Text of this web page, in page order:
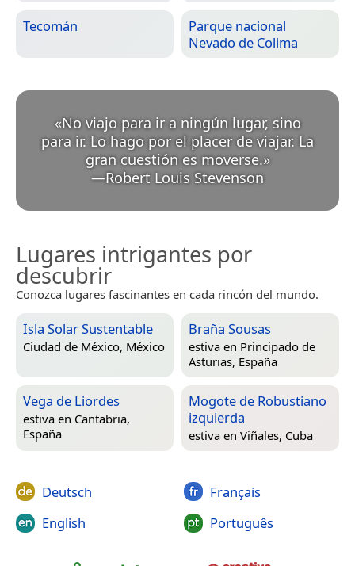
Tecomán
Parque nacional
Nevado de Colima
«No viajo para ir a ningún lugar, sino
para ir. Lo hago por el placer de viajar. La
gran cuestión es moverse. »
—Robert Louis Stevenson
Lugares intrigantes por
descubrir
Conozca lugares fascinantes en cada rincón del mundo.
Isla Solar Sustentable
Ciudad de México, México
Braña Sousas
estiva en Principado de
Asturias, España
Vega de Liordes
estiva en Cantabria,
España
Mogote de Robustiano
izquierda
estiva en Viñales, Cuba
Deutsch
English
Français
Português